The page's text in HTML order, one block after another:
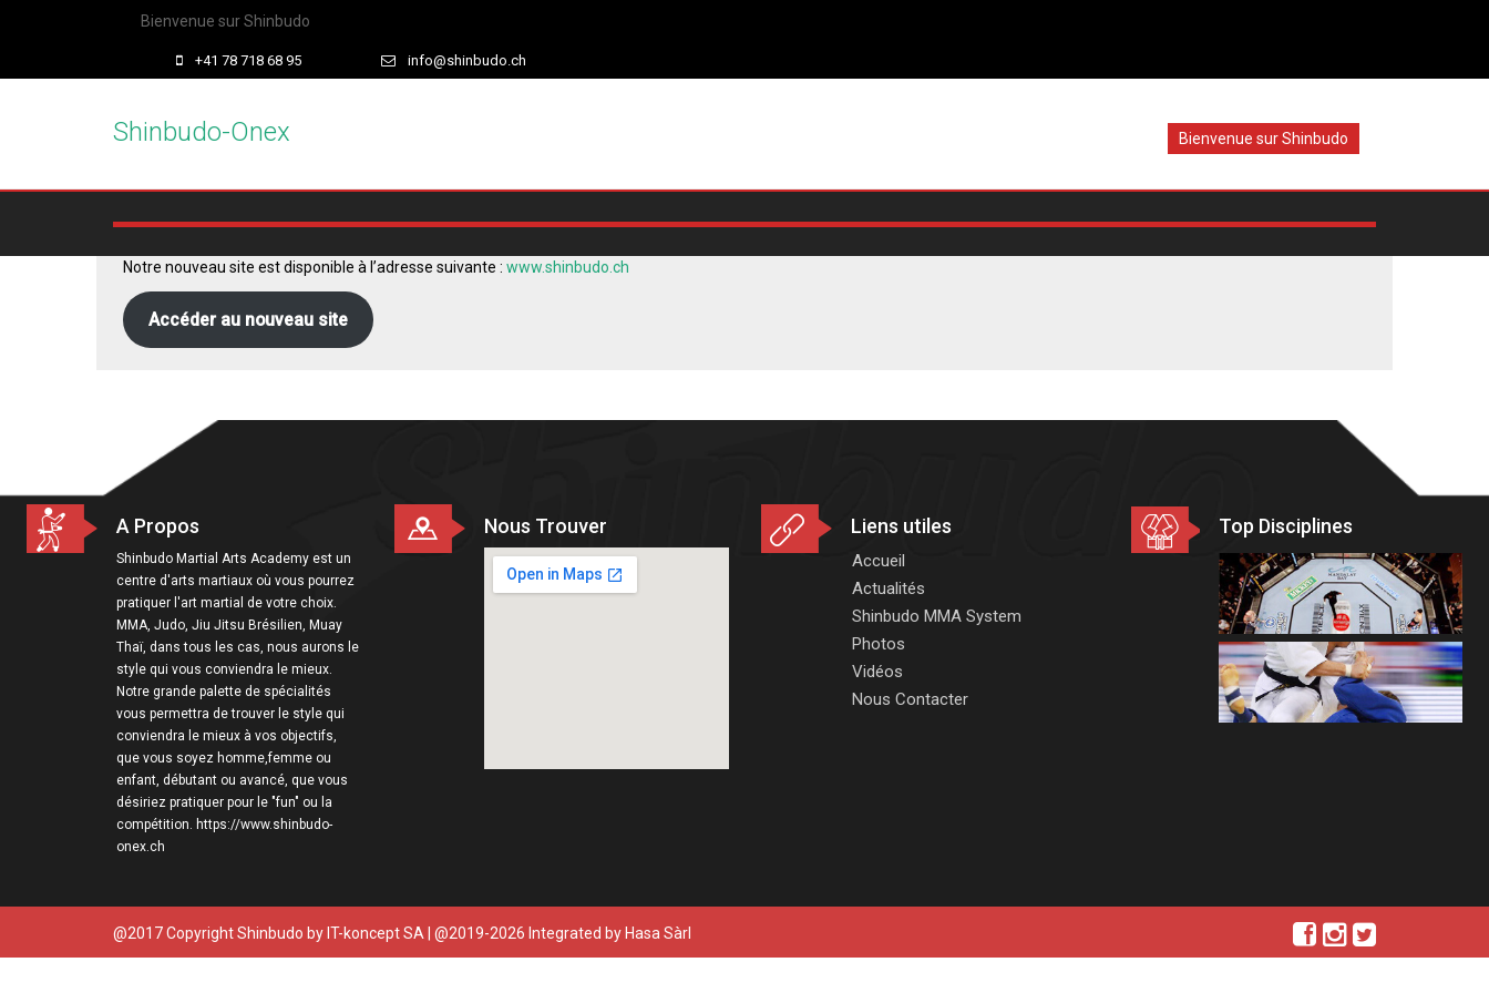
Bienvenue sur Shinbudo
+41 78 718 68 95 info@shinbudo.ch
Shinbudo-Onex Bienvenue sur Shinbudo
Notre nouveau site est disponible à l’adresse suivante : www.shinbudo.ch
Accéder au nouveau site
A Propos
Shinbudo Martial Arts Academy est un
centre d'arts martiaux où vous pourrez
pratiquer l'art martial de votre choix.
MMA, Judo, Jiu Jitsu Brésilien, Muay
Thaï, dans tous les cas, nous aurons le
style qui vous conviendra le mieux.
Notre grande palette de spécialités
vous permettra de trouver le style qui
conviendra le mieux à vos objectifs,
que vous soyez homme,femme ou
enfant, débutant ou avancé, que vous
désiriez pratiquer pour le "fun" ou la
compétition. https://www.shinbudo-
onex.ch
Nous Trouver Liens utiles
Accueil
Actualités
Shinbudo MMA System
Photos
Vidéos
Nous Contacter
Top Disciplines
@2017 Copyright Shinbudo by IT-koncept SA | @2019-2026 Integrated by Hasa Sàrl